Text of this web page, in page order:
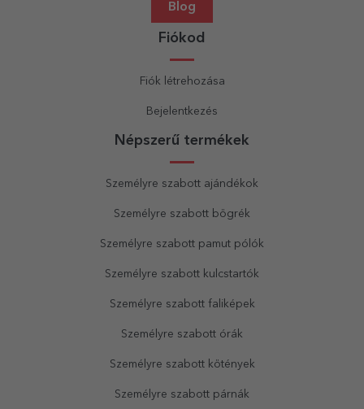
Blog
Fiókod
Fiók létrehozása
Bejelentkezés
Népszerű termékek
Személyre szabott ajándékok
Személyre szabott bögrék
Személyre szabott pamut pólók
Személyre szabott kulcstartók
Személyre szabott faliképek
Személyre szabott órák
Személyre szabott kötények
Személyre szabott párnák